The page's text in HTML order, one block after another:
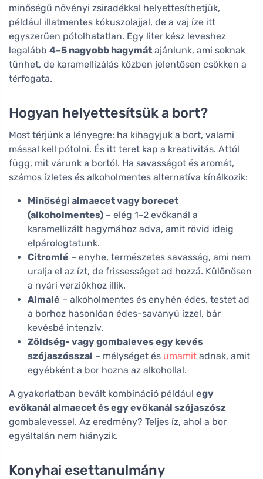
minőségű növényi zsiradékkal helyettesíthetjük,
például illatmentes kókuszolajjal, de a vaj íze itt
egyszerűen pótolhatatlan. Egy liter kész leveshez
legalább 4–5 nagyobb hagymát ajánlunk, ami soknak
tűnhet, de karamellizálás közben jelentősen csökken a
térfogata.
Hogyan helyettesítsük a bort?
Most térjünk a lényegre: ha kihagyjuk a bort, valami
mással kell pótolni. És itt teret kap a kreativitás. Attól
függ, mit várunk a bortól. Ha savasságot és aromát,
számos ízletes és alkoholmentes alternatíva kínálkozik:
Minőségi almaecet vagy borecet
(alkoholmentes) – elég 1–2 evőkanál a
karamellizált hagymához adva, amit rövid ideig
elpárologtatunk.
Citromlé – enyhe, természetes savasság, ami nem
uralja el az ízt, de frissességet ad hozzá. Különösen
a nyári verziókhoz illik.
Almalé – alkoholmentes és enyhén édes, testet ad
a borhoz hasonlóan édes-savanyú ízzel, bár
kevésbé intenzív.
Zöldség- vagy gombaleves egy kevés
szójaszósszal – mélységet és umamit adnak, amit
egyébként a bor hozna az alkohollal.
A gyakorlatban bevált kombináció például egy
evőkanál almaecet és egy evőkanál szójaszósz
gombalevessel. Az eredmény? Teljes íz, ahol a bor
egyáltalán nem hiányzik.
Konyhai esettanulmány